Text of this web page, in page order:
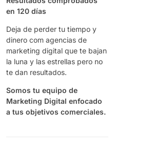
en 120 días
Deja de perder tu tiempo y
dinero com agencias de
marketing digital que te bajan
la luna y las estrellas pero no
te dan resultados.
Somos tu equipo de
Marketing Digital enfocado
a tus objetivos comerciales.